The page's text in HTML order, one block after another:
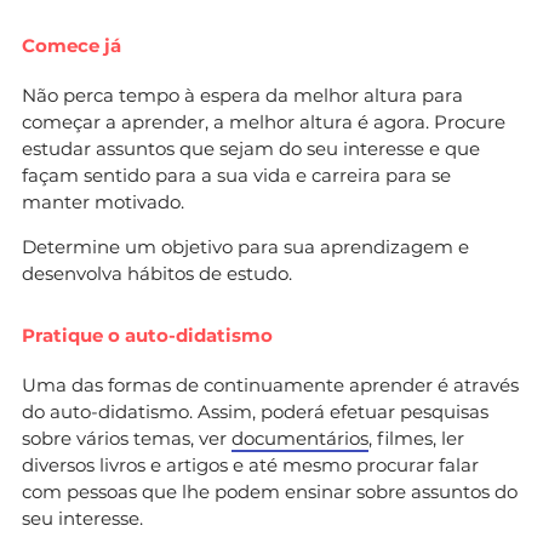
Comece já
Não perca tempo à espera da melhor altura para
começar a aprender, a melhor altura é agora. Procure
estudar assuntos que sejam do seu interesse e que
façam sentido para a sua vida e carreira para se
manter motivado.
Determine um objetivo para sua aprendizagem e
desenvolva hábitos de estudo.
Pratique o auto-didatismo
Uma das formas de continuamente aprender é através
do auto-didatismo. Assim, poderá efetuar pesquisas
sobre vários temas, ver documentários, filmes, ler
diversos livros e artigos e até mesmo procurar falar
com pessoas que lhe podem ensinar sobre assuntos do
seu interesse.